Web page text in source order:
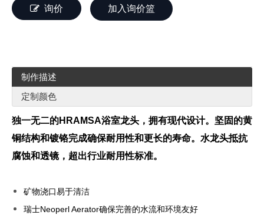
询价 加入询价篮
制作描述
定制颜色
独一无二的HRAMSA浴室龙头，拥有现代设计。坚固的黄
铜结构和镀铬完成确保耐用性和更长的寿命。水龙头抵抗
腐蚀和透镜，超出行业耐用性标准。
矿物浇口易于清洁
瑞士Neoperl Aerator确保完善的水流和环境友好